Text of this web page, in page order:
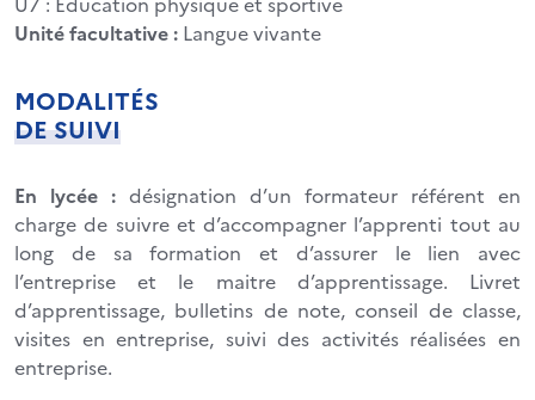
Unité facultative : Langue vivante
MODALITÉS
DE SUIVI
En lycée : désignation d’un formateur référent en
charge de suivre et d’accompagner l’apprenti tout au
long de sa formation et d’assurer le lien avec
l’entreprise et le maitre d’apprentissage. Livret
d’apprentissage, bulletins de note, conseil de classe,
visites en entreprise, suivi des activités réalisées en
entreprise.